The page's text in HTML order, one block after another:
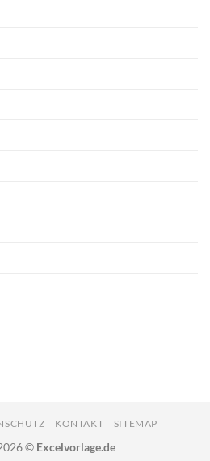
KONTAKT SITEMAP
© Excelvorlage.de